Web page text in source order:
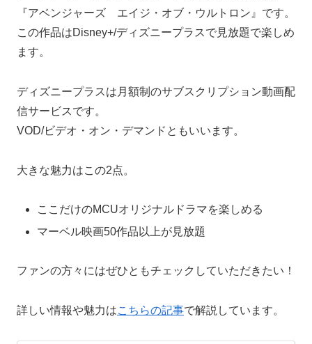
『アベンジャーズ エイジ・オブ・ウルトロン』です。
この作品はDisney+/ディズニープラスで見放題で楽しめ
ます。
ディズニープラスは月額制のサブスクリプション動画配
信サービスです。
VOD/ビデオ・オン・デマンドともいいます。
大きな魅力はこの2点。
ここだけのMCUオリジナルドラマを楽しめる
マーベル映画50作品以上が見放題
ファンの方々にはぜひともチェックしていただきたい！
詳しい情報や魅力はこちらの記事で解説しています。